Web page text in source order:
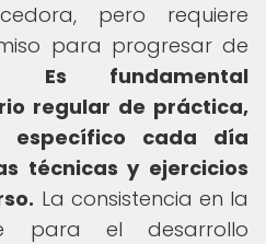
pero requiere
para progresar de
Es fundamental
regular de práctica,
específico cada día
técnicas y ejercicios
La consistencia en la
para el desarrollo